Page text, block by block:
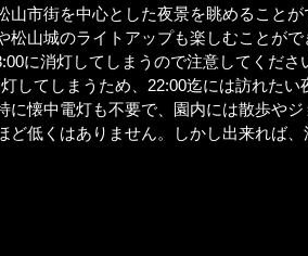
山市街を中心とした夜景を眺めること
松山城のライトアップも楽しむことが
に消灯してしまうので注意してくだ
してしまうため、22:00迄には訪れたい
に懐中電灯も不要で、園内には散歩や
ど低くはありません。しかし出来れば